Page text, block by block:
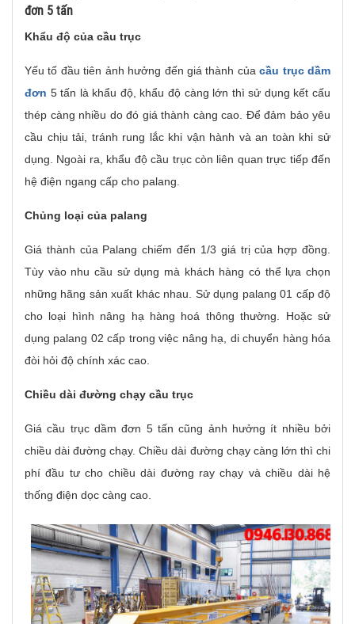
đơn 5 tấn
Khẩu độ của cầu trục
Yếu tố đầu tiên ảnh hưởng đến giá thành củacầu trục dầm
đơn 5 tấn là khẩu độ, khẩu độ càng lớn thì sử dụng kết cấu
thép càng nhiều do đó giá thành càng cao. Để đảm bảo yêu
cầu chịu tải, tránh rung lắc khi vận hành và an toàn khi sử
dụng. Ngoài ra, khẩu độ cầu trục còn liên quan trực tiếp đến
hệ điện ngang cấp cho palang.
Chủng loại của palang
Giá thành của Palang chiếm đến 1/3 giá trị của hợp đồng.
Tùy vào nhu cầu sử dụng mà khách hàng có thể lựa chọn
những hãng sản xuất khác nhau. Sử dụng palang 01 cấp độ
cho loại hình nâng hạ hàng hoá thông thường. Hoặc sử
dụng palang 02 cấp trong việc nâng hạ, di chuyển hàng hóa
đòi hỏi độ chính xác cao.
Chiều dài đường chạy cầu trục
Giá cầu trục dầm đơn 5 tấn cũng ảnh hưởng ít nhiều bởi
chiều dài đường chạy. Chiều dài đường chạy càng lớn thì chi
phí đầu tư cho chiều dài đường ray chạy và chiều dài hệ
thống điện dọc càng cao.